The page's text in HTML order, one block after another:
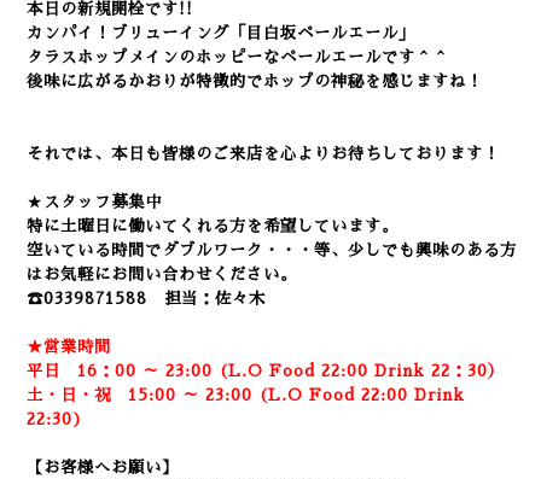
本日の新規開栓です!!
カンパイ！ブリューイング「目白坂ペールエール」
タラスホップメインのホッピーなペールエールです＾＾
後味に広がるかおりが特徴的でホップの神秘を感じますね！
それでは、本日も皆様のご来店を心よりお待ちしております！
★ スタッフ募集中
特に土曜日に働いてくれる方を希望しています。
空いている時間でダブルワーク・・・等、少しでも興味のある方
はお気軽にお問い合わせください。
☎0339871588 担当：佐々木
★営業時間
平日 16：00 ～ 23:00 (L.O Food 22:00 Drink 22：30）
土・日・祝 15:00 ～ 23:00 (L.O Food 22:00 Drink
22:30)
【お客様へお願い】